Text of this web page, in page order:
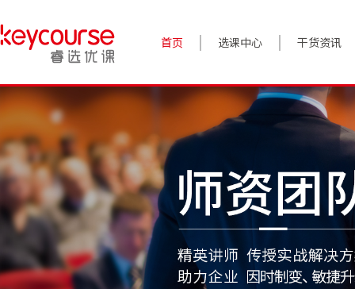
首页 选课中心 干货资讯
案例实践
对话高管
政策前沿
答疑精选
睿选视角